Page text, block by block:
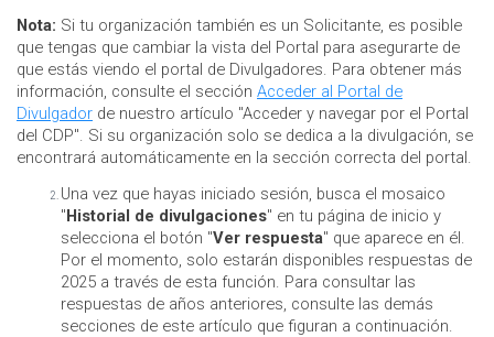
Nota: Si tu organización también es un Solicitante, es posible
que tengas que cambiar la vista del Portal para asegurarte de
que estás viendo el portal de Divulgadores. Para obtener más
información, consulte el sección Acceder al Portal de
Divulgador de nuestro artículo "Acceder y navegar por el Portal
del CDP". Si su organización solo se dedica a la divulgación, se
encontrará automáticamente en la sección correcta del portal.
Una vez que hayas iniciado sesión, busca el mosaico
"Historial de divulgaciones" en tu página de inicio y
selecciona el botón "Ver respuesta" que aparece en él.
Por el momento, solo estarán disponibles respuestas de
2025 a través de esta función. Para consultar las
respuestas de años anteriores, consulte las demás
secciones de este artículo que figuran a continuación.